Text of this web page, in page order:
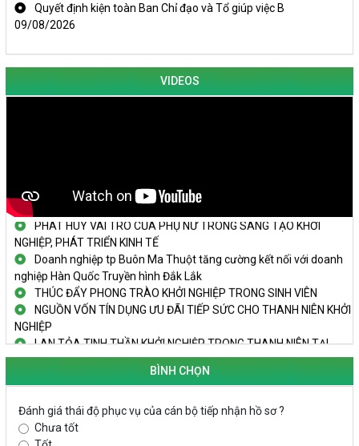
Quyết định kiện toàn Ban Chỉ đạo và Tổ giúp việc B
09/08/2026
VIDEOS
THANH NIÊN KHỞI NGHIỆP THÀNH CÔNG TỪ MÔ HÌNH KINH TẾ
TẬP THỂ
PHÁT HUY VAI TRÒ CỦA PHỤ NỮ TRONG SÁNG TẠO KHỞI
NGHIỆP, PHÁT TRIỂN KINH TẾ
Doanh nghiệp tp Buôn Ma Thuột tăng cường kết nối với doanh
nghiệp Hàn Quốc Truyền hình Đắk Lắk
THÚC ĐẨY PHONG TRÀO KHỞI NGHIỆP TRONG SINH VIÊN
NGUỒN VỐN TÍN DỤNG ƯU ĐÃI TIẾP SỨC CHO THANH NIÊN KHỞI
NGHIỆP
LAN TỎA TINH THẦN KHỞI NGHIỆP TRONG THANH NIÊN TẠI
KHỞI NGHIỆP VỚI MÔ HÌNH NUÔI ỐC NHỒI
NHÌN LẠI HOẠT ĐỘNG KHỞI NGHIỆP ĐẮK LẮK GIAI ĐOẠN 2018-
2020
KHAI MẠC TECHFEST 2024
BÌNH CHỌN
Đánh giá thái độ phục vụ của cán bộ tiếp nhận hồ sơ ?
Chưa tốt